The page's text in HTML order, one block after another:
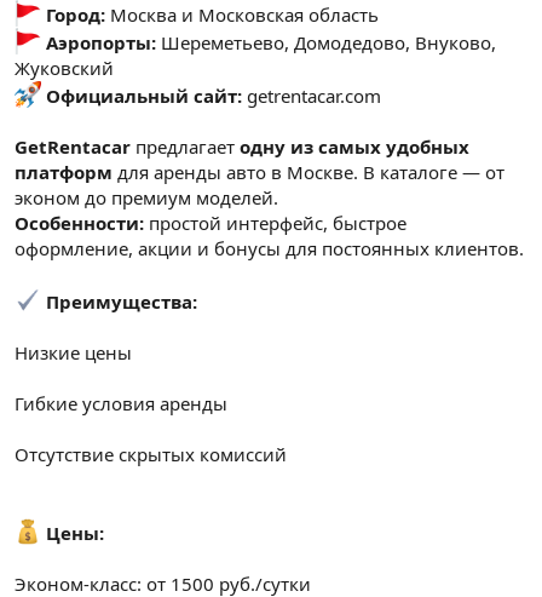
Город: Москва и Московская область
Аэропорты: Шереметьево, Домодедово, Внуково,
Жуковский
Официальный сайт: getrentacar.com
GetRentacar предлагает одну из самых удобных
платформ для аренды авто в Москве. В каталоге — от
эконом до премиум моделей.
Особенности: простой интерфейс, быстрое
оформление, акции и бонусы для постоянных клиентов.
Преимущества:
Низкие цены
Гибкие условия аренды
Отсутствие скрытых комиссий
Цены:
Эконом-класс: от 1500 руб./сутки